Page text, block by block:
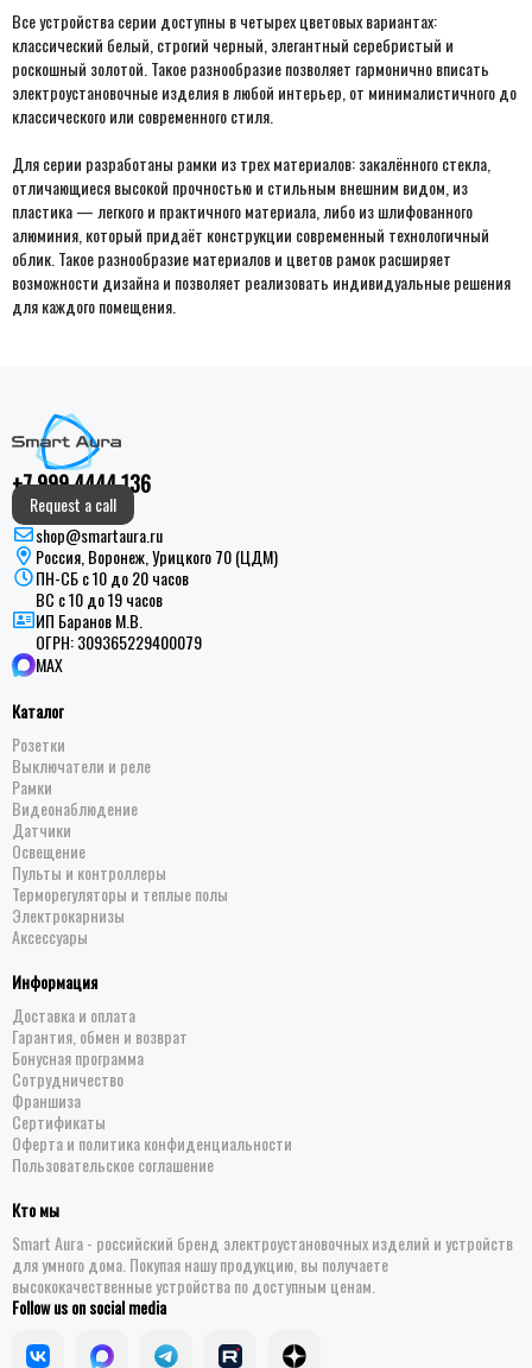
Все устройства серии доступны в четырех цветовых вариантах:
классический белый, строгий черный, элегантный серебристый и
роскошный золотой. Такое разнообразие позволяет гармонично вписать
электроустановочные изделия в любой интерьер, от минималистичного до
классического или современного стиля.
Для серии разработаны рамки из трех материалов: закалённого стекла,
отличающиеся высокой прочностью и стильным внешним видом, из
пластика — легкого и практичного материала, либо из шлифованного
алюминия, который придаёт конструкции современный технологичный
облик. Такое разнообразие материалов и цветов рамок расширяет
возможности дизайна и позволяет реализовать индивидуальные решения
для каждого помещения.
+7 999 4444 136
Request a call
shop@smartaura.ru
Россия, Воронеж, Урицкого 70 (ЦДМ)
ПН-СБ с 10 до 20 часов
ВС с 10 до 19 часов
ИП Баранов М.В.
ОГРН:309365229400079
MAX
Каталог
Розетки
Выключатели и реле
Рамки
Видеонаблюдение
Датчики
Освещение
Пульты и контроллеры
Терморегуляторы и теплые полы
Электрокарнизы
Аксессуары
Информация
Доставка и оплата
Гарантия, обмен и возврат
Бонусная программа
Сотрудничество
Франшиза
Сертификаты
Оферта и политика конфиденциальности
Пользовательское соглашение
Кто мы
Smart Aura - российский бренд электроустановочных изделий и устройств
для умного дома. Покупая нашу продукцию, вы получаете
высококачественные устройства по доступным ценам.
Follow us on social media